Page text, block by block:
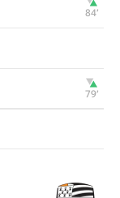
84‎’‎
79‎’‎